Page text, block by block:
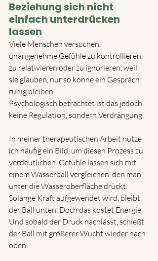
Beziehung sich nicht
einfach unterdrücken
lassen
Viele Menschen versuchen,
unangenehme Gefühle zu kontrollieren,
zu relativieren oder zu ignorieren, weil
sie glauben, nur so könne ein Gespräch
ruhig bleiben.
Psychologisch betrachtet ist das jedoch
keine Regulation, sondern Verdrängung.
In meiner therapeutischen Arbeit nutze
ich häufig ein Bild, um diesen Prozess zu
verdeutlichen. Gefühle lassen sich mit
einem Wasserball vergleichen, den man
unter die Wasseroberfläche drückt.
Solange Kraft aufgewendet wird, bleibt
der Ball unten. Doch das kostet Energie.
Und sobald der Druck nachlässt, schießt
der Ball mit größerer Wucht wieder nach
oben.